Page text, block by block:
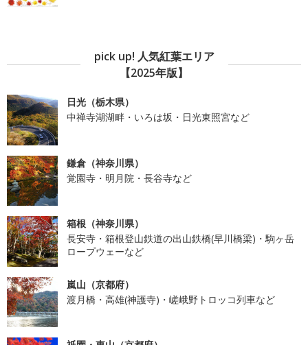
pick up! 人気紅葉エリア
【2025年版】
日光（栃木県）
中禅寺湖湖畔・いろは坂・日光東照宮など
鎌倉（神奈川県）
覚園寺・明月院・長谷寺など
箱根（神奈川県）
長安寺・箱根登山鉄道の出山鉄橋(早川橋梁)・駒ヶ岳
ロープウェーなど
嵐山（京都府）
渡月橋・高雄(神護寺)・嵯峨野トロッコ列車など